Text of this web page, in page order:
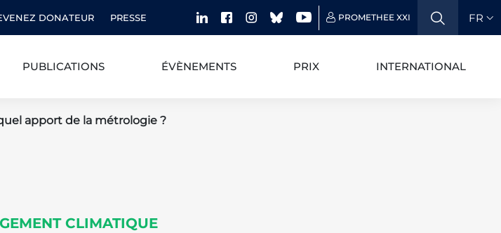
DONATEUR PRESSE PROMETHEE XXI FR
PUBLICATIONS ÉVÈNEMENTS PRIX INTERNATIONAL
apport de la métrologie ?
CLIMATIQUE